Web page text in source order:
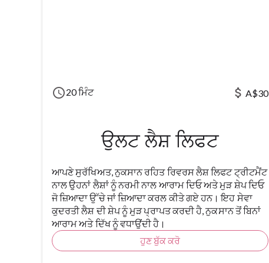
schedule20 ਮਿੰਟ attach_money A$30
ਉਲਟ ਲੈਸ਼ ਲਿਫਟ
ਆਪਣੇ ਸੁਰੱਖਿਅਤ, ਨੁਕਸਾਨ ਰਹਿਤ ਰਿਵਰਸ ਲੈਸ਼ ਲਿਫਟ ਟ੍ਰੀਟਮੈਂਟ
ਨਾਲ ਉਹਨਾਂ ਲੈਸ਼ਾਂ ਨੂੰ ਨਰਮੀ ਨਾਲ ਆਰਾਮ ਦਿਓ ਅਤੇ ਮੁੜ ਸ਼ੇਪ ਦਿਓ
ਜੋ ਜ਼ਿਆਦਾ ਉੱਚੇ ਜਾਂ ਜ਼ਿਆਦਾ ਕਰਲ ਕੀਤੇ ਗਏ ਹਨ। ਇਹ ਸੇਵਾ
ਕੁਦਰਤੀ ਲੈਸ਼ ਦੀ ਸ਼ੇਪ ਨੂੰ ਮੁੜ ਪ੍ਰਾਪਤ ਕਰਦੀ ਹੈ, ਨੁਕਸਾਨ ਤੋਂ ਬਿਨਾਂ
ਆਰਾਮ ਅਤੇ ਦਿੱਖ ਨੂੰ ਵਧਾਉਂਦੀ ਹੈ।
ਹੁਣ ਬੁੱਕ ਕਰੋ